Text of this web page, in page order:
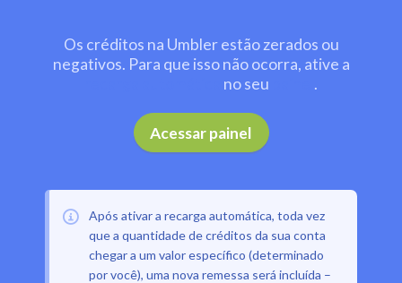
Os créditos na Umbler estão zerados ou
negativos. Para que isso não ocorra, ative a
no seu .
Acessar painel
Após ativar a recarga automática, toda vez
que a quantidade de créditos da sua conta
chegar a um valor específico (determinado
por você), uma nova remessa será incluída –